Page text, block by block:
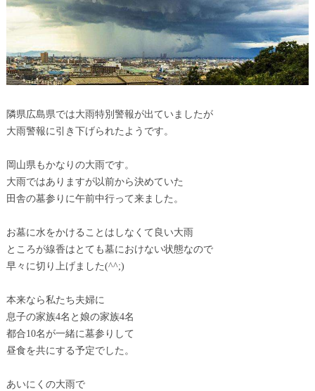
隣県広島県では大雨特別警報が出ていましたが
大雨警報に引き下げられたようです。
岡山県もかなりの大雨です。
大雨ではありますが以前から決めていた
田舎の墓参りに午前中行って来ました。
お墓に水をかけることはしなくて良い大雨
ところが線香はとても墓におけない状態なので
早々に切り上げました(^^;)
本来なら私たち夫婦に
息子の家族4名と娘の家族4名
都合10名が一緒に墓参りして
昼食を共にする予定でした。
あいにくの大雨で